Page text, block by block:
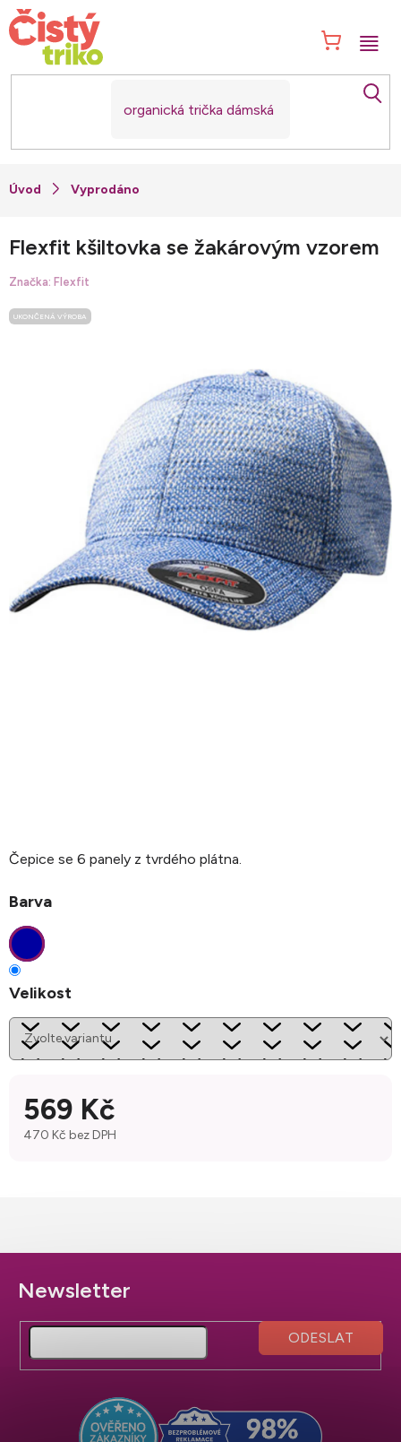
Přejít
na
obsah
Vyprodáno
Čepice se 6 panely z tvrdého plátna.
Barva
Velikost
569 Kč
470 Kč bez DPH
Flexfit kšiltovka se žakárovým vzorem
Značka: Flexfit
UKONČENÁ VÝROBA
Z
á
a